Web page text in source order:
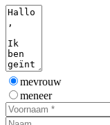
mevrouw
meneer